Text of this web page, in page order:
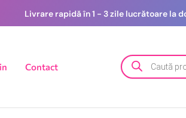
Livrare rapidă în 1 - 3 zile lucrătoare la
Contact